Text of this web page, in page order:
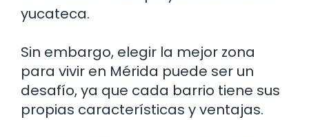
yucateca.
Sin embargo, elegir la mejor zona
para vivir en Mérida puede ser un
desafío, ya que cada barrio tiene sus
propias características y ventajas.